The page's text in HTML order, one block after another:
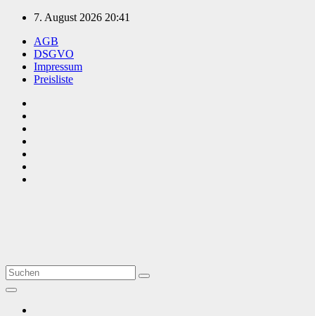
Zum
springen
7. August 2026 20:41
AGB
DSGVO
Impressum
Preisliste